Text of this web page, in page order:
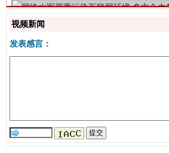
视频新闻
发表感言：